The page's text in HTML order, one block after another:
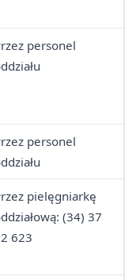
personel
personel
pielęgniarkę
(34) 37
623